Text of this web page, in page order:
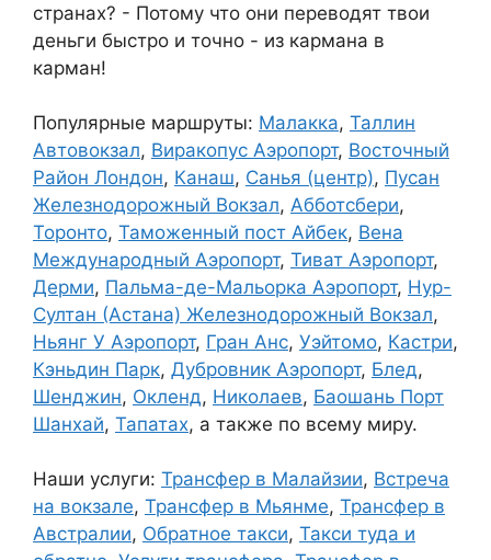
странах? - Потому что они переводят твои
деньги быстро и точно - из кармана в
карман!
Популярные маршруты: Малакка, Таллин
Автовокзал, Виракопус Аэропорт, Восточный
Район Лондон, Канаш, Санья (центр), Пусан
Железнодорожный Вокзал, Абботсбери,
Торонто, Таможенный пост Айбек, Вена
Международный Аэропорт, Тиват Аэропорт,
Дерми, Пальма-де-Мальорка Аэропорт, Нур-
Султан (Астана) Железнодорожный Вокзал,
Ньянг У Аэропорт, Гран Анс, Уэйтомо, Кастри,
Кэньдин Парк, Дубровник Аэропорт, Блед,
Шенджин, Окленд, Николаев, Баошань Порт
Шанхай, Тапатах, а также по всему миру.
Наши услуги: Трансфер в Малайзии, Встреча
на вокзале, Трансфер в Мьянме, Трансфер в
Австралии, Обратное такси, Такси туда и